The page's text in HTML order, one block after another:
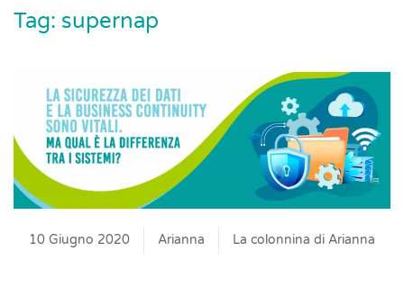
Tag: supernap
10 Giugno 2020 Arianna La colonnina di Arianna